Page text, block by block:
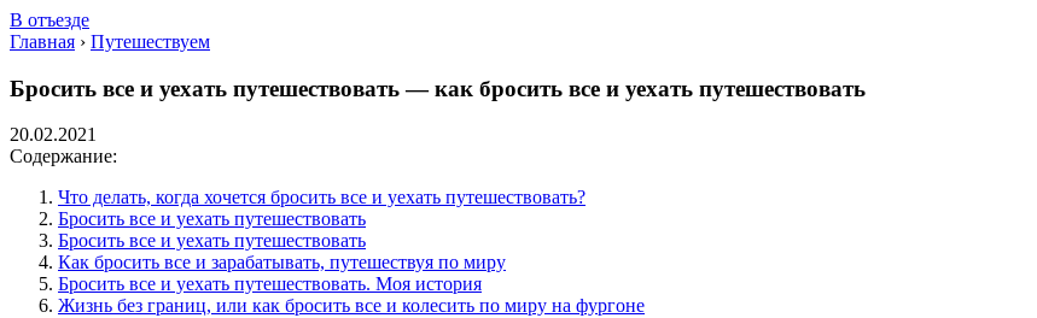
В отъезде
Главная › Путешествуем
Бросить все и уехать путешествовать — как бросить все и уехать путешествовать
20.02.2021
Содержание:
Что делать, когда хочется бросить все и уехать путешествовать?
Бросить все и уехать путешествовать
Бросить все и уехать путешествовать
Как бросить все и зарабатывать, путешествуя по миру
Бросить все и уехать путешествовать. Моя история
Жизнь без границ, или как бросить все и колесить по миру на фургоне